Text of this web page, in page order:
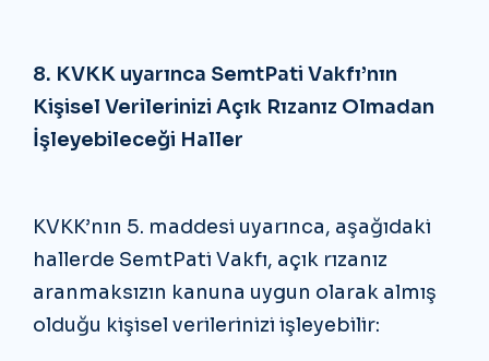
8. KVKK uyarınca SemtPati Vakfı’nın
Kişisel Verilerinizi Açık Rızanız Olmadan
İşleyebileceği Haller
KVKK’nın 5. maddesi uyarınca, aşağıdaki
hallerde SemtPati Vakfı, açık rızanız
aranmaksızın kanuna uygun olarak almış
olduğu kişisel verilerinizi işleyebilir: